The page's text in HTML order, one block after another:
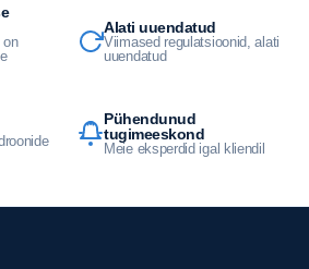
on
Alati uuendatud
Viimased regulatsioonid, alati
uuendatud
Pühendunud
tugimeeskond
Meie eksperdid igal kliendil